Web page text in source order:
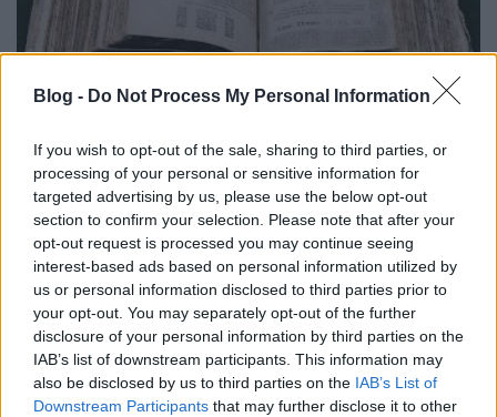
Blog - Do Not Process My Personal Information
If you wish to opt-out of the sale, sharing to third parties, or
processing of your personal or sensitive information for
targeted advertising by us, please use the below opt-out
section to confirm your selection. Please note that after your
opt-out request is processed you may continue seeing
interest-based ads based on personal information utilized by
us or personal information disclosed to third parties prior to
your opt-out. You may separately opt-out of the further
disclosure of your personal information by third parties on the
IAB’s list of downstream participants. This information may
also be disclosed by us to third parties on the IAB’s List of
Downstream Participants that may further disclose it to other
aknamunkát! OsztozomErdő Péterbíboros úr
megrettenésében,amivel hírét vette, hogya kormány már
megint új törvényt készít elő a vallásszabadságról
egyházakról.
Sietve leszögezem: nincs egyedül küzdelmében.
Egyetértek azzal a nézetével, miszerintmár az is túlzás,
ami az iskolák egyházi kézbe adása körül zajlott.
Önnel együtt kikérem magamnak, hogy suttyomban
iskolákhoz hasonlóan, vagy még nagyobb mértékben ilyen
folyamat valósuljon meg a szociális intézményekkel is.”